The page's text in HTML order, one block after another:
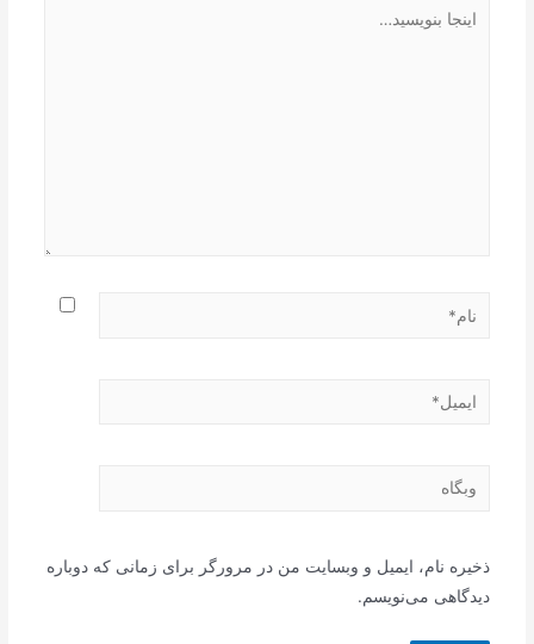
بنویسید…
نام*
ایمیل*
وبگاه
ذخیره نام، ایمیل و وبسایت من در مرورگر برای زمانی که دوباره
دیدگاهی می‌نویسم.